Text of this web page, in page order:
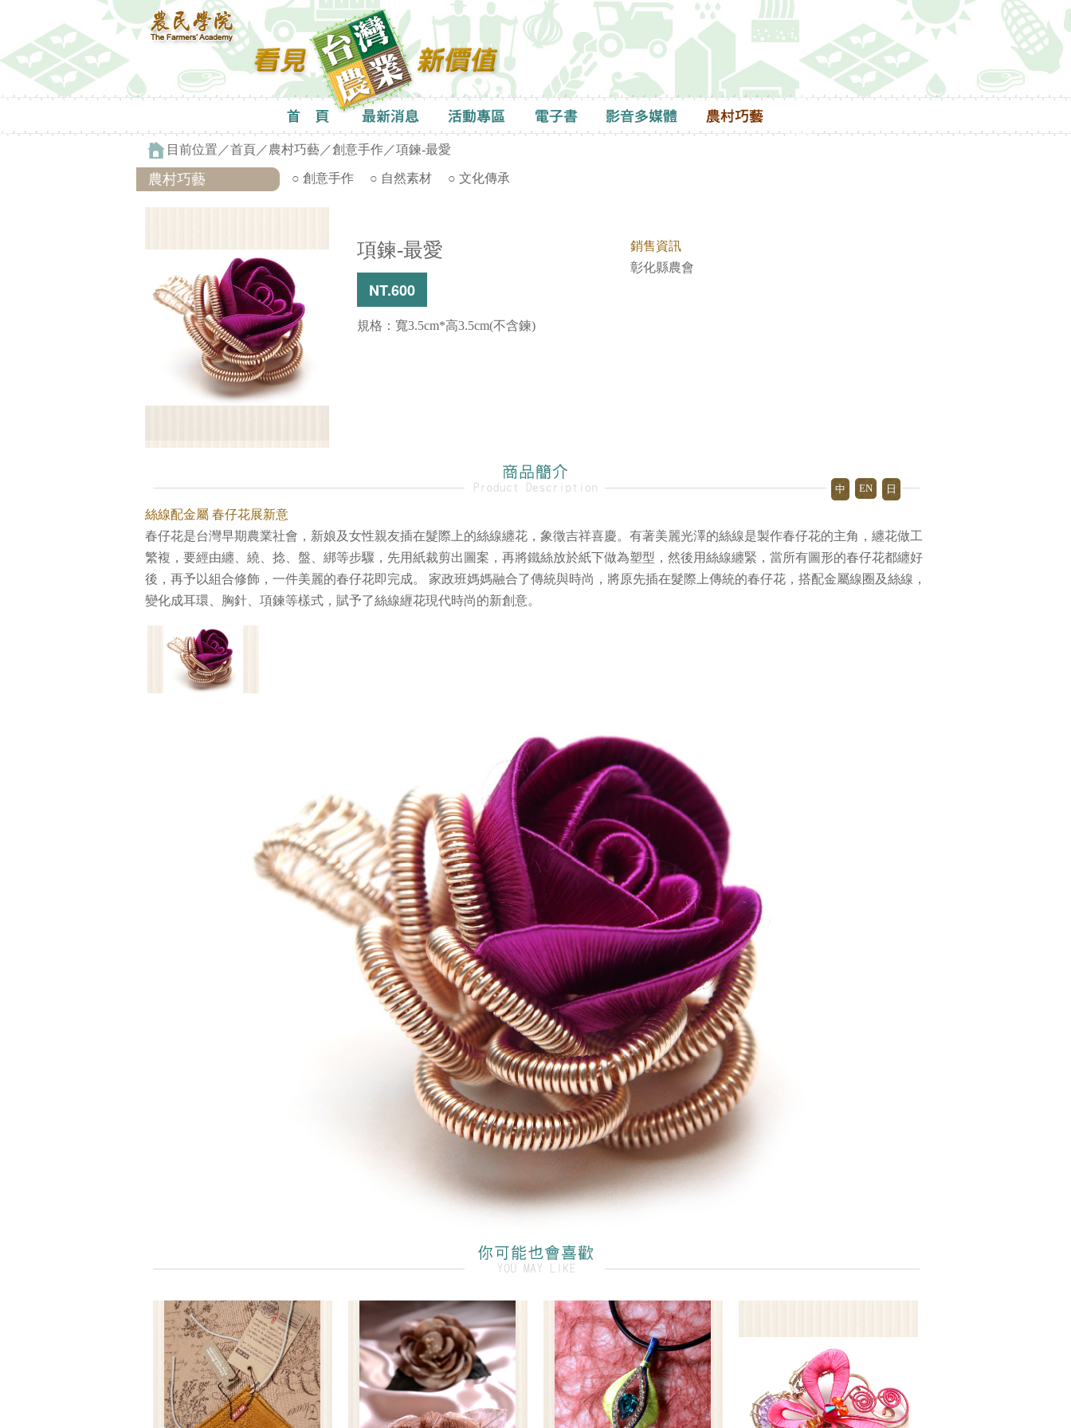
目前位置／首頁／ 農村巧藝 ／創意手作／項鍊-最愛
農村巧藝 ○ 創意手作 ○ 自然素材 ○ 文化傳承
項鍊-最愛
銷售資訊
彰化縣農會
NT.600
規格：寬3.5cm*高3.5cm(不含鍊)
日
EN
中
絲線配金屬 春仔花展新意
春仔花是台灣早期農業社會，新娘及女性親友插在髮際上的絲線纏花，象徵吉祥喜慶。有著美麗光澤的絲線是製作春仔花的主角，纏花做工
繁複，要經由纏、繞、捻、盤、綁等步驟，先用紙裁剪出圖案，再將鐵絲放於紙下做為塑型，然後用絲線纏緊，當所有圖形的春仔花都纏好
後，再予以組合修飾，一件美麗的春仔花即完成。 家政班媽媽融合了傳統與時尚，將原先插在髮際上傳統的春仔花，搭配金屬線圈及絲線，
變化成耳環、胸針、項鍊等樣式，賦予了絲線緾花現代時尚的新創意。